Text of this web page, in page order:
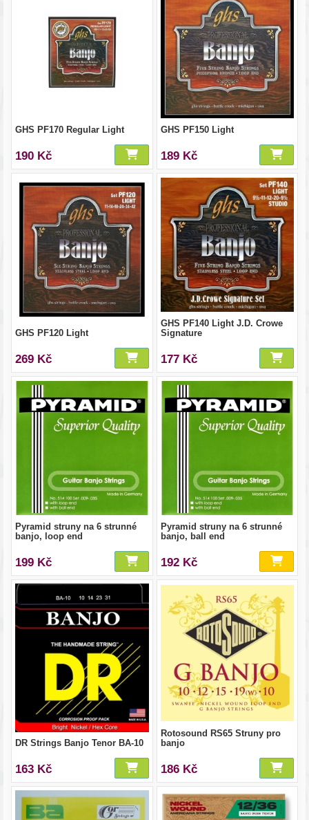
GHS PF170 Regular Light
190 Kč
GHS PF150 Light
189 Kč
GHS PF120 Light
269 Kč
GHS PF140 Light J.D. Crowe
Signature
177 Kč
Pyramid struny na 6 strunné
banjo, loop end
199 Kč
Pyramid struny na 6 strunné
banjo, ball end
192 Kč
DR Strings Banjo Tenor BA-10
163 Kč
Rotosound RS65 Struny pro
banjo
186 Kč